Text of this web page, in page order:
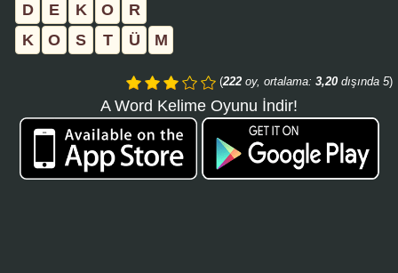
D
E K O
R
K
O S T Ü M
(222 oy, ortalama: 3,20 dışında 5)
A Word Kelime Oyunu İndir!